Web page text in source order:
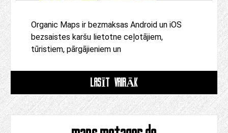
Organic Maps ir bezmaksas Android un iOS
bezsaistes karšu lietotne ceļotājiem,
tūristiem, pārgājieniem un
LASĪT VAIRĀK